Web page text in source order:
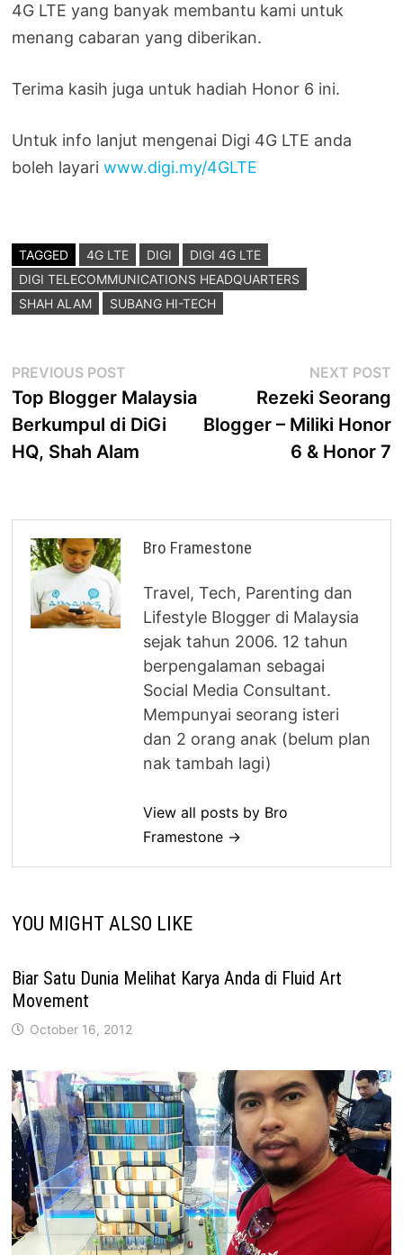
4G LTE yang banyak membantu kami untuk
menang cabaran yang diberikan.
Terima kasih juga untuk hadiah Honor 6 ini.
Untuk info lanjut mengenai Digi 4G LTE anda
boleh layariwww.digi.my/4GLTE
TAGGED 4G LTE DIGI
DIGI 4G LTE
DIGI TELECOMMUNICATIONS HEADQUARTERS
SHAH ALAM
SUBANG HI-TECH
Post
navigation
PREVIOUS POST
post:
Top Blogger Malaysia
Berkumpul di DiGi
HQ, Shah Alam
NEXT POST
Rezeki Seorang
Blogger – Miliki Honor
6 & Honor 7
Bro Framestone
Travel, Tech, Parenting dan
Lifestyle Blogger di Malaysia
sejak tahun 2006. 12 tahun
berpengalaman sebagai
Social Media Consultant.
Mempunyai seorang isteri
dan 2 orang anak (belum plan
nak tambah lagi)
View all posts by Bro
Framestone →
YOU MIGHT ALSO LIKE
Biar Satu Dunia Melihat Karya Anda di Fluid Art
Movement
October 16, 2012